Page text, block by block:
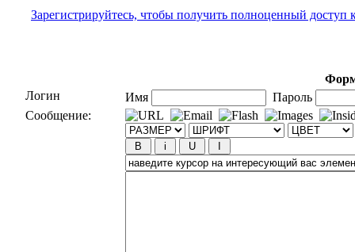
Зарегистрируйтесь, чтобы получить полноценный доступ
Логин
Имя
Пароль
Сообщение: